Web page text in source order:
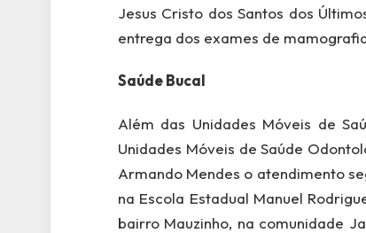
Jesus Cristo dos Santos dos
entrega dos exames de
Saúde Bucal
Além das Unidades Móveis de
Unidades Móveis de Saúde
Armando Mendes o atendimento
na Escola Estadual Manuel
bairro Mauzinho, na comunidade